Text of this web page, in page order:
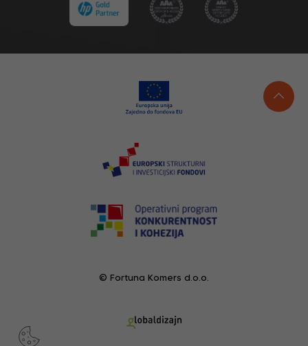
© Fortuna Komers d.o.o.